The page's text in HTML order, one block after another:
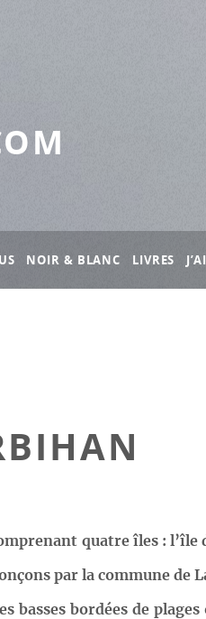
NOIR & BLANC LIVRES
quatre îles : l’île
par la commune de
basses bordées de